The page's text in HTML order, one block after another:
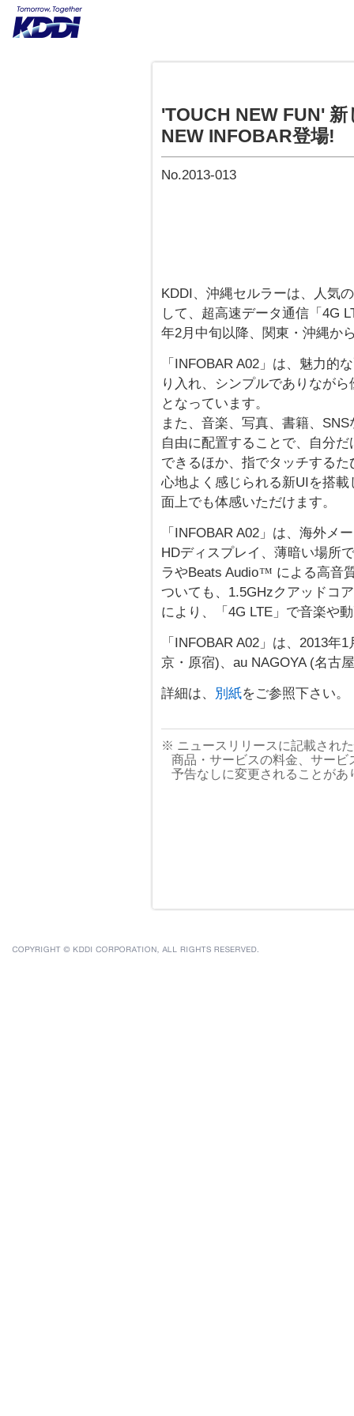
'TOUCH NEW FUN'
NEW INFOBAR登場!
No.2013-013
KDDI、沖縄セルラーは、人気
して、超高速データ通信「4G
年2月中旬以降、関東・沖縄か
「INFOBAR A02」は、魅力的
り入れ、シンプルでありなが
となっています。
また、音楽、写真、書籍、
自由に配置することで、自分
できるほか、指でタッチする
心地よく感じられる新UIを搭
面上でも体感いただけます。
「INFOBAR A02」は、海外メ
HDディスプレイ、薄暗い場所
ラやBeats Audio™ による高音
ついても、1.5GHzクアッドコ
により、「4G LTE」で音楽や
「INFOBAR A02」は、2013
京・原宿)、au NAGOYA (名古
詳細は、
別紙をご参照下さい。
※ ニュースリリースに記載され
商品・サービスの料金、サー
予告なしに変更されることが